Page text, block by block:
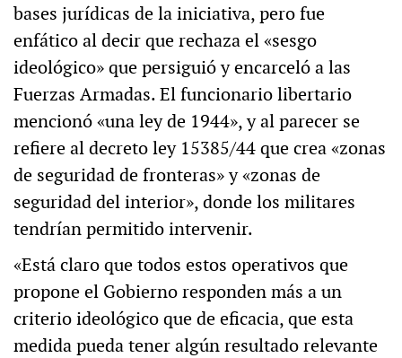
bases jurídicas de la iniciativa, pero fue
enfático al decir que rechaza el «sesgo
ideológico» que persiguió y encarceló a las
Fuerzas Armadas. El funcionario libertario
mencionó «una ley de 1944», y al parecer se
refiere al decreto ley 15385/44 que crea «zonas
de seguridad de fronteras» y «zonas de
seguridad del interior», donde los militares
tendrían permitido intervenir.
«Está claro que todos estos operativos que
propone el Gobierno responden más a un
criterio ideológico que de eficacia, que esta
medida pueda tener algún resultado relevante